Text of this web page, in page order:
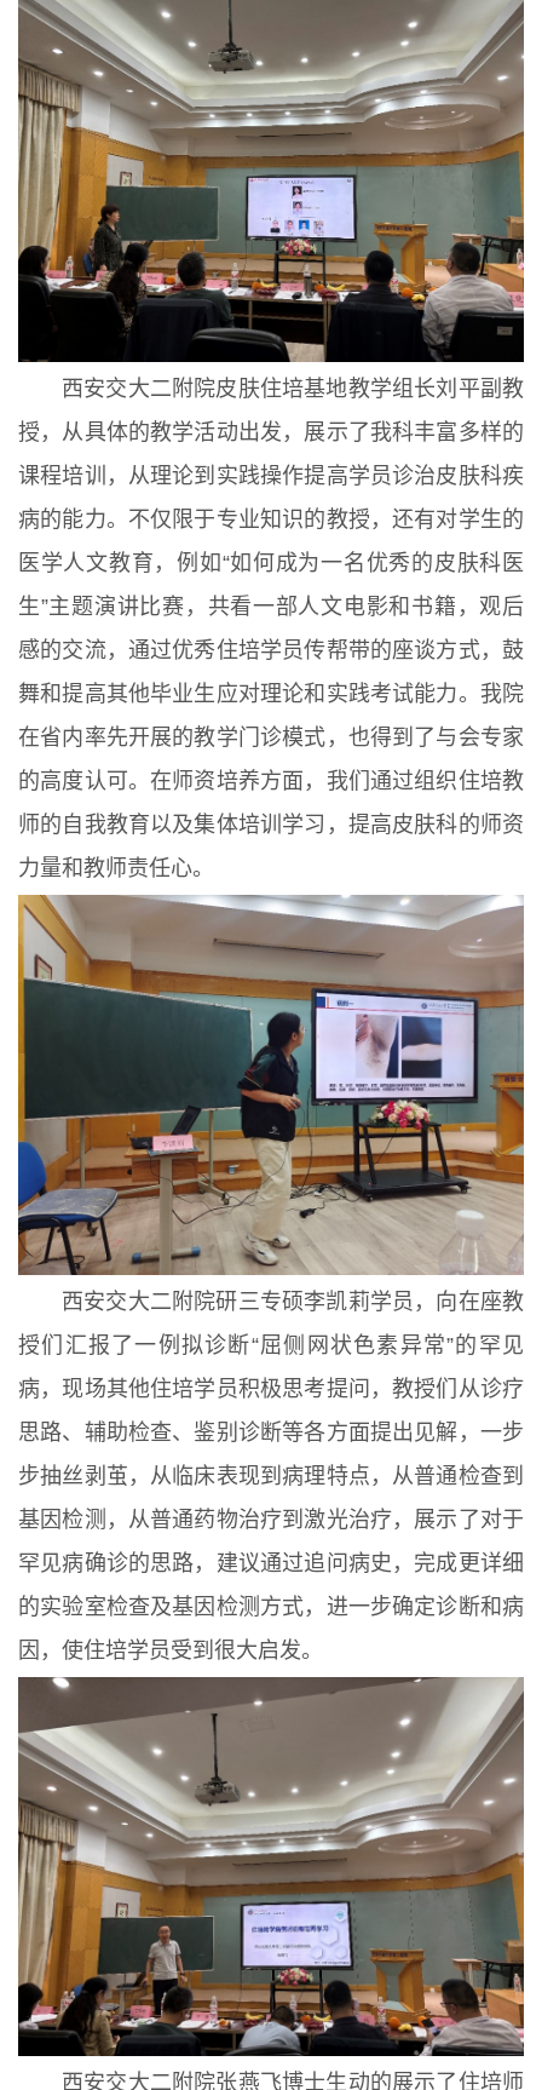
西安交大二附院皮肤住培基地教学组长刘平副教
授，从具体的教学活动出发，展示了我科丰富多样的
课程培训，从理论到实践操作提高学员诊治皮肤科疾
病的能力。不仅限于专业知识的教授，还有对学生的
医学人文教育，例如“如何成为一名优秀的皮肤科医
生”主题演讲比赛，共看一部人文电影和书籍，观后
感的交流，通过优秀住培学员传帮带的座谈方式，鼓
舞和提高其他毕业生应对理论和实践考试能力。我院
在省内率先开展的教学门诊模式，也得到了与会专家
的高度认可。在师资培养方面，我们通过组织住培教
师的自我教育以及集体培训学习，提高皮肤科的师资
力量和教师责任心。
西安交大二附院研三专硕李凯莉学员，向在座教
授们汇报了一例拟诊断“屈侧网状色素异常”的罕见
病，现场其他住培学员积极思考提问，教授们从诊疗
思路、辅助检查、鉴别诊断等各方面提出见解，一步
步抽丝剥茧，从临床表现到病理特点，从普通检查到
基因检测，从普通药物治疗到激光治疗，展示了对于
罕见病确诊的思路，建议通过追问病史，完成更详细
的实验室检查及基因检测方式，进一步确定诊断和病
因，使住培学员受到很大启发。
西安交大二附院张燕飞博士生动的展示了住培师